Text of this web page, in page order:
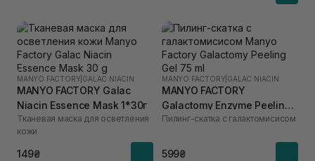
MANYO FACTORY GALAC NIACIN
MANYO FACTORY Galac
Niacin Essence Mask 1*30г
Тканевая маска для осветления
кожи
149₴
MANYO FACTORY GALAC NIACIN
MANYO FACTORY
Galactomy Enzyme Peeling
Gel 75 мл
Пилинг-скатка с галактомисисом
599₴